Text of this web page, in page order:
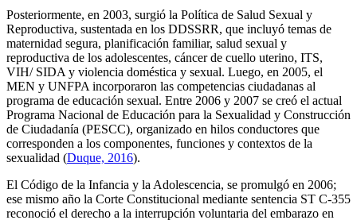
Posteriormente, en 2003, surgió la Política de Salud Sexual y
Reproductiva, sustentada en los DDSSRR, que incluyó temas de
maternidad segura, planificación familiar, salud sexual y
reproductiva de los adolescentes, cáncer de cuello uterino, ITS,
VIH/ SIDA y violencia doméstica y sexual. Luego, en 2005, el
MEN y UNFPA incorporaron las competencias ciudadanas al
programa de educación sexual. Entre 2006 y 2007 se creó el actual
Programa Nacional de Educación para la Sexualidad y Construcción
de Ciudadanía (PESCC), organizado en hilos conductores que
corresponden a los componentes, funciones y contextos de la
sexualidad (Duque, 2016).
El Código de la Infancia y la Adolescencia, se promulgó en 2006;
ese mismo año la Corte Constitucional mediante sentencia ST C-355
reconoció el derecho a la interrupción voluntaria del embarazo en